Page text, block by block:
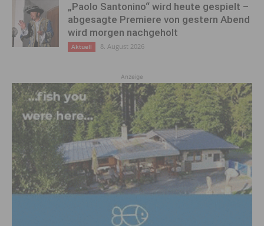
„Paolo Santonino“ wird heute gespielt –
abgesagte Premiere von gestern Abend
wird morgen nachgeholt
Aktuell 8. August 2026
Anzeige